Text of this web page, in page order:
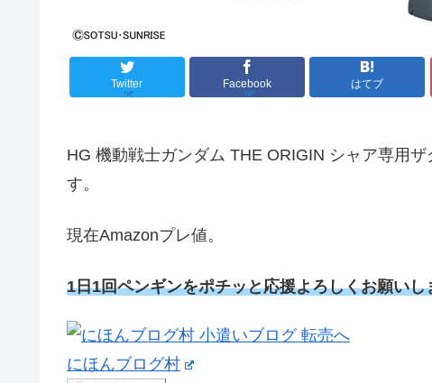
Twitter Facebook はてブ
HG 機動戦士ガンダム THE ORIGIN シャア専用
す。
現在Amazonプレ値。
1日1回ペンギンをポチッと応援よろしくお願いし
にほんブログ村